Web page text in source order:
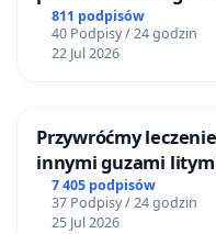
811 podpisów
40 Podpisy / 24 godzin
22 Jul 2026
Przywróćmy
innymi guzami
Centrum Zdrowia
7 405 podpisów
37 Podpisy / 24 godzin
25 Jul 2026